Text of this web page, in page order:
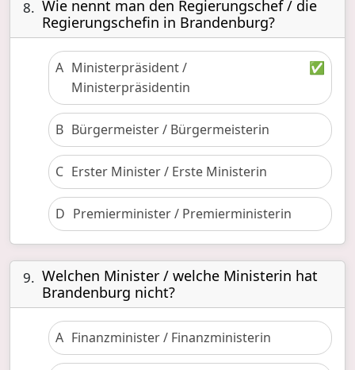
8. Wie nennt man den Regierungschef / die
Regierungschefin in Brandenburg?
A Ministerpräsident /
Ministerpräsidentin
✅
B Bürgermeister / Bürgermeisterin
C Erster Minister / Erste Ministerin
D Premierminister / Premierministerin
9. Welchen Minister / welche Ministerin hat
Brandenburg nicht?
A Finanzminister / Finanzministerin